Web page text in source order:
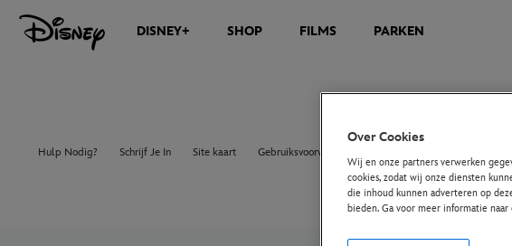
DISNEY+ SHOP FILMS PARKEN
Hulp Nodig? Schrijf Je In Site kaart Gebruiksvoorwaarden
© Disney en
Over Cookies
Wij en onze partners verwerken
cookies, zodat wij onze diensten
die inhoud kunnen adverteren op
bieden. Ga voor meer informatie naar